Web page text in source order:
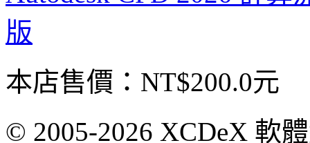
版
本店售價： NT$200.0元
© 2005-2026 XCDeX 軟